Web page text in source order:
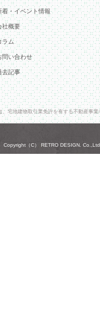
着・イベント情報
社概要
ラム
問い合わせ
去記事
、宅地建物取引業免許を有する不動産事
Copyright（C） RETRO DESIGN.